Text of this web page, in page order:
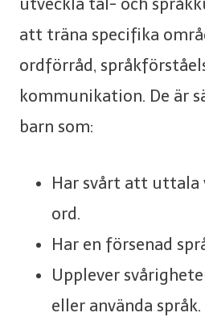
utveckla tal- och
att träna specifika
ordförråd,
kommunikation. De är
barn som:
Har svårt att uttala
ord.
Har en försenad
Upplever
eller använda språk.